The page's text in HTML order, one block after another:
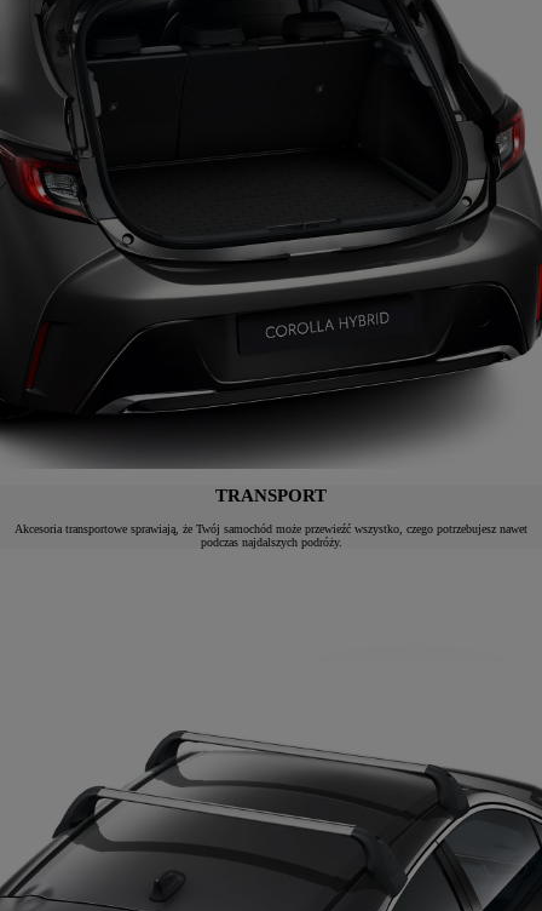
TRANSPORT
Akcesoria transportowe sprawiają, że Twój samochód może przewieźć wszystko, czego potrzebujesz nawet
podczas najdalszych podróży.